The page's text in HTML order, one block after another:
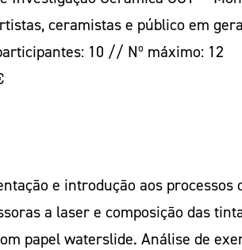
ceramistas e público em
10 // Nº máximo: 12
e introdução aos
a laser e composição das
papel waterslide. Análise de